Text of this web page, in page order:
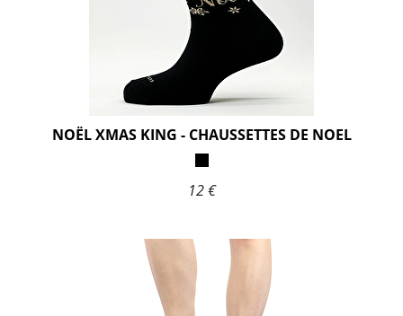
NOËL XMAS KING - CHAUSSETTES DE NOEL
12 €